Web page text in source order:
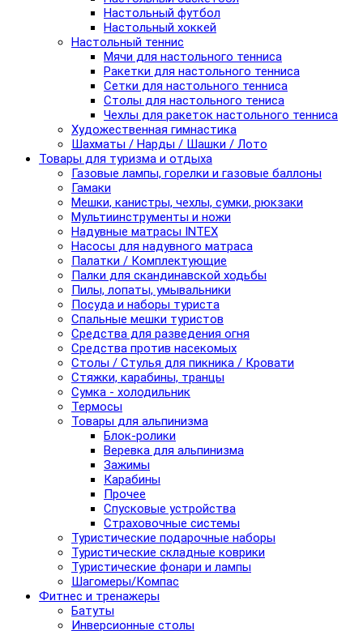
Настольный футбол
Настольный хоккей
Настольный теннис
Мячи для настольного тенниса
Ракетки для настольного тенниса
Сетки для настольного тенниса
Столы для настольного тениса
Чехлы для ракеток настольного тенниса
Художественная гимнастика
Шахматы / Нарды / Шашки / Лото
Товары для туризма и отдыха
Газовые лампы, горелки и газовые баллоны
Гамаки
Мешки, канистры, чехлы, сумки, рюкзаки
Мультиинструменты и ножи
Надувные матрасы INTEX
Насосы для надувного матраса
Палатки / Комплектующие
Палки для скандинавской ходьбы
Пилы, лопаты, умывальники
Посуда и наборы туриста
Спальные мешки туристов
Средства для разведения огня
Средства против насекомых
Столы / Стулья для пикника / Кровати
Стяжки, карабины, транцы
Сумка - холодильник
Термосы
Товары для альпинизма
Блок-ролики
Веревка для альпинизма
Зажимы
Карабины
Прочее
Спусковые устройства
Страховочные системы
Туристические подарочные наборы
Туристические складные коврики
Туристические фонари и лампы
Шагомеры/Компас
Фитнес и тренажеры
Батуты
Инверсионные столы